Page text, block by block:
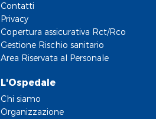
Contatti
Privacy
Copertura assicurativa Rct/Rco
Gestione Rischio sanitario
Area Riservata al Personale
L'Ospedale
Chi siamo
Organizzazione